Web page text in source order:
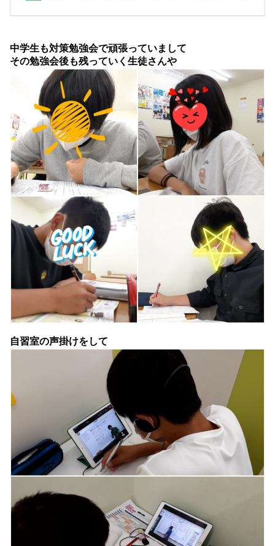
中学生も対策勉強会で頑張っていまして
その勉強会後も残っていく生徒さんや
自習室の声掛けをして